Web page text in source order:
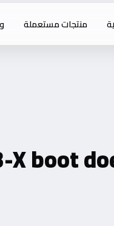
منتجات مستعملة
X boot